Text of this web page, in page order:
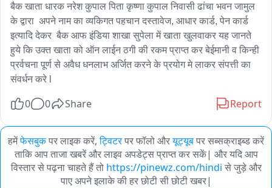
बैक खाता धारक नरेश कुपाल पिता कृष्णा कुपाल निवासी ढांचा भवन जामुल
के द्वारा  अपने नाम का व्यकिगत पहचान दस्तावेज, आधार कार्ड, पेन कार्ड
इत्यादि देकर  बैक आफ इंडिया शाखा सुपेला में खाता खुलवाकर यह जानते
हुये कि उक्त खाता को ऑन लाईन ठगी की रकम प्राप्त कर बेईमानी व किन्ही
प्रर्वचना पूर्ण से अवैध धनलाभ अर्जित करने के प्रयोग मे लाकर संपत्ती का
संवर्धन करे l
0 0 Share Report
हमेंफेसबुकपर लाइक करें, ट्विटरपर फॉलो औरयूट्यूबपर सब्सक्राइब्ड करें
ताकि आप ताजा खबरें और लाइव अपडेट्स प्राप्त कर सकें| और यदि आप
विस्तार से पढ़ना चाहते हैं तो https://pinewz.com/hindi से जुड़े और
पाए अपने इलाके की हर छोटी सी छोटी खबर|